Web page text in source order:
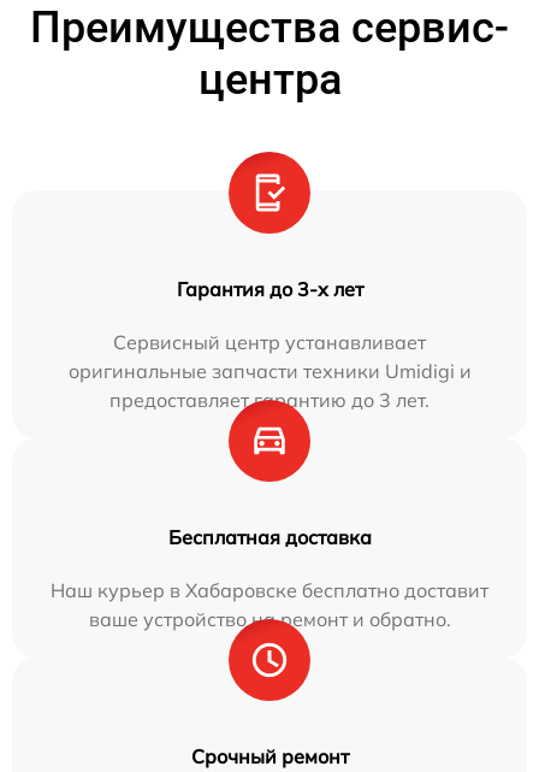
Преимущества сервис-
центра
Гарантия до 3-х лет
Сервисный центр устанавливает
оригинальные запчасти техники Umidigi и
предоставляет гарантию до 3 лет.
Бесплатная доставка
Наш курьер в Хабаровске бесплатно доставит
ваше устройство на ремонт и обратно.
Срочный ремонт